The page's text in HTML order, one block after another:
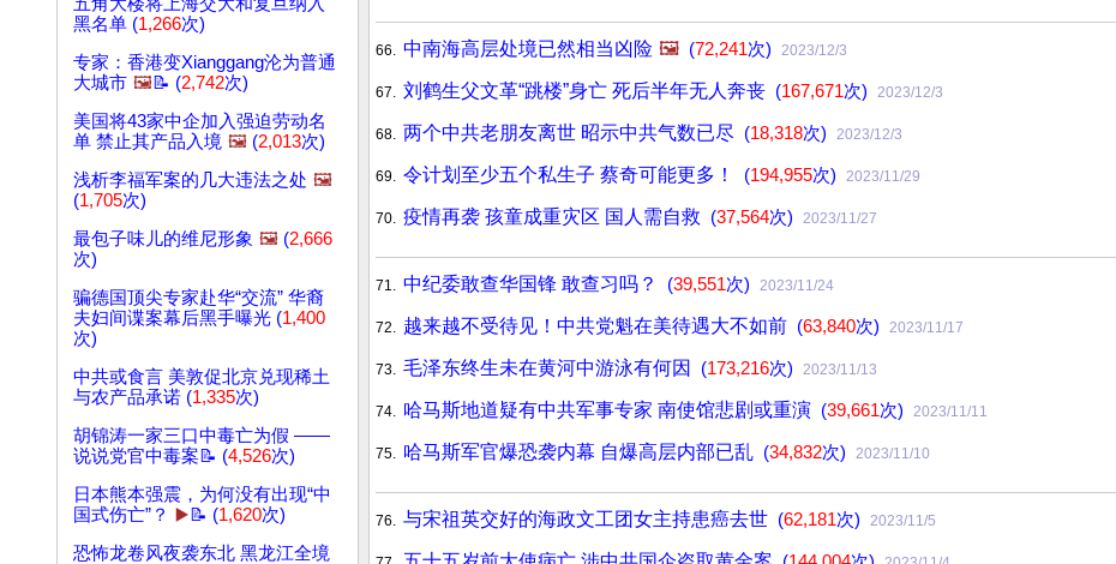
黑名单 (1,266次)
专家：香港变Xianggang沦为普通
大城市 🖼️📝 (2,742次)
美国将43家中企加入强迫劳动名
单 禁止其产品入境 🖼️ (2,013次)
浅析李福军案的几大违法之处 🖼️
(1,705次)
最包子味儿的维尼形象 🖼️ (2,666
次)
骗德国顶尖专家赴华“交流” 华裔
夫妇间谍案幕后黑手曝光 (1,400
次)
中共或食言 美敦促北京兑现稀土
与农产品承诺 (1,335次)
胡锦涛一家三口中毒亡为假 ——
说说党官中毒案📝 (4,526次)
日本熊本强震，为何没有出现“中
国式伤亡”？
▶️📝 (1,620次)
恐怖龙卷风夜袭东北 黑龙江全境
66. 中南海高层处境已然相当凶险 🖼️ (72,241次) 2023/12/3
67. 刘鹤生父文革“跳楼”身亡 死后半年无人奔丧 (167,671次) 2023/12/3
68. 两个中共老朋友离世 昭示中共气数已尽 (18,318次) 2023/12/3
69. 令计划至少五个私生子 蔡奇可能更多！ (194,955次) 2023/11/29
70. 疫情再袭 孩童成重灾区 国人需自救 (37,564次) 2023/11/27
71. 中纪委敢查华国锋 敢查习吗？ (39,551次) 2023/11/24
72. 越来越不受待见！中共党魁在美待遇大不如前 (63,840次) 2023/11/17
73. 毛泽东终生未在黄河中游泳有何因 (173,216次) 2023/11/13
74. 哈马斯地道疑有中共军事专家 南使馆悲剧或重演 (39,661次) 2023/11/11
75. 哈马斯军官爆恐袭内幕 自爆高层内部已乱 (34,832次) 2023/11/10
76. 与宋祖英交好的海政文工团女主持患癌去世 (62,181次) 2023/11/5